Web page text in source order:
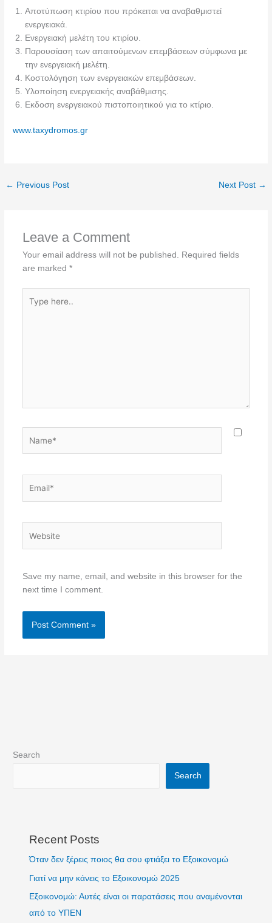
Αποτύπωση κτιρίου που πρόκειται να αναβαθμιστεί
ενεργειακά.
Ενεργειακή μελέτη του κτιρίου.
Παρουσίαση των απαιτούμενων επεμβάσεων σύμφωνα με
την ενεργειακή μελέτη.
Κοστολόγηση των ενεργειακών επεμβάσεων.
Υλοποίηση ενεργειακής αναβάθμισης.
Εκδοση ενεργειακού πιστοποιητικού για το κτίριο.
www.taxydromos.gr
← Previous Post Next Post →
Leave a Comment
Your email address will not be published. Required fields
are marked *
here..
Save my name, email, and website in this browser for the
next time I comment.
Search
Search
Recent Posts
Όταν δεν ξέρεις ποιος θα σου φτιάξει το Εξοικονομώ
Γιατί να μην κάνεις το Εξοικονομώ 2025
Εξοικονομώ: Αυτές είναι οι παρατάσεις που αναμένονται
από το ΥΠΕΝ